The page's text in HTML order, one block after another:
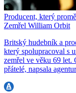
Producent, který
Zemřel William Orbit
Britský hudebník a
který spolupracoval s
zemřel ve věku 69 let.
přátelé, napsala